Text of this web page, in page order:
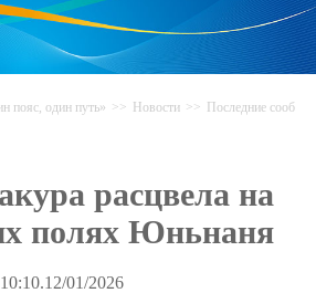
пояс, один путь» >> Новости >> Последние сооб
расцвела на
полях Юньнаня
10:10.12/01/2026